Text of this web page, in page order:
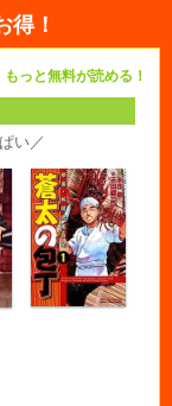
得！
もっと無料が読める！
い／